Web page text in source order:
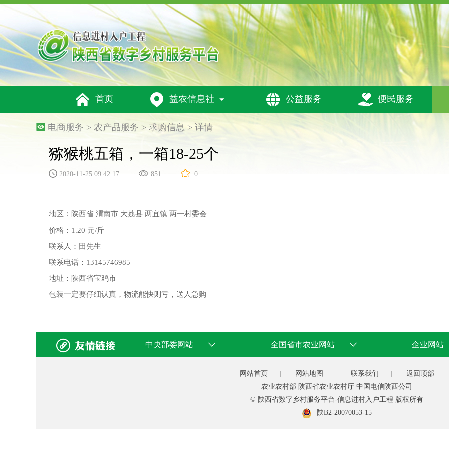
 首页  益农信息社   公益服务  便民服务
电商服务 > 农产品服务 > 求购信息 > 详情
猕猴桃五箱，一箱18-25个
2020-11-25 09:42:17 851 0
地区：陕西省 渭南市 大荔县 两宜镇 两一村委会
价格：1.20 元/斤
联系人：田先生
联系电话：13145746985
地址：陕西省宝鸡市
包装一定要仔细认真，物流能快则亏，送人急购
  中央部委网站 全国省市农业网站 企业网站
网站首页 网站地图 联系我们
返回顶部
农业农村部 陕西省农业农村厅 中国电信陕西公司
© 陕西省数字乡村服务平台-信息进村入户工程 版权所有
陕B2-20070053-15